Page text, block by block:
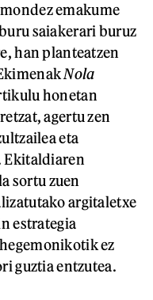
emakume
saiakerari buruz
han planteatzen
Nola
honetan
agertu zen
eta
Ekitaldiaren
sortu zuen
argitaletxe
estrategia
ez
guztia entzutea.